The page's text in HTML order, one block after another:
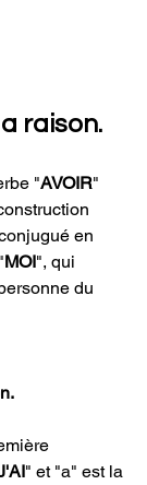
a raison.
"AVOIR"
en
MOI", qui
du
" et "a" est la